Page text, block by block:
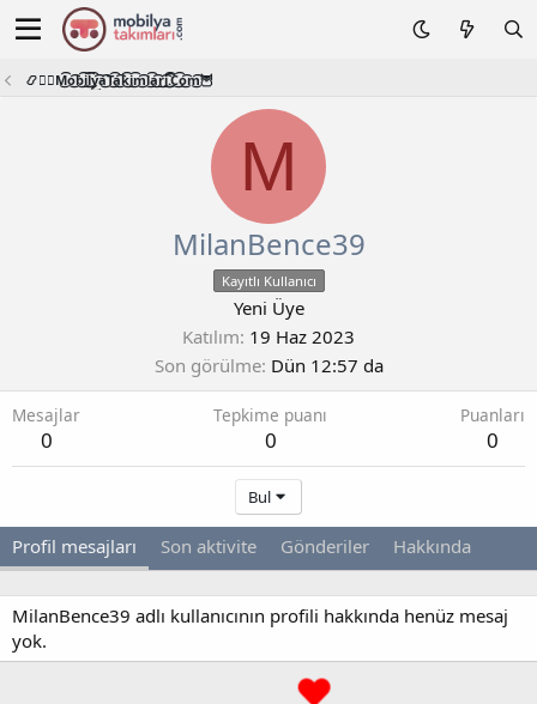
📿🧙‍♂️M͜͡o͜͡b͜͡i͜͡l͜͡y͜͡a͜͡T͜͡a͜͡k͜͡i͜͡m͜͡l͜͡a͜͡r͜͡i͜͡.͜͡C͜͡o͜͡m͜͡🦉
M
MilanBence39
Kayıtlı Kullanıcı
Yeni Üye
Katılım 19 Haz 2023
Son görülme Dün 12:57 da
Mesajlar
0
Tepkime puanı
0
Puanları
0
Bul
Profil mesajları Son aktivite Gönderiler Hakkında
MilanBence39 adlı kullanıcının profili hakkında henüz mesaj
yok.